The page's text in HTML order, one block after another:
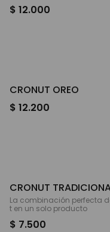
$ 12.000
CRONUT OREO
$ 12.200
CRONUT
La combinación perfecta
t en un solo producto
$ 7.500